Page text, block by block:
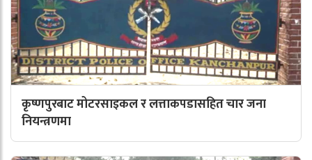
कृष्णपुरबाट मोटरसाइकल र लत्ताकपडासहित चार जना
नियन्त्रणमा